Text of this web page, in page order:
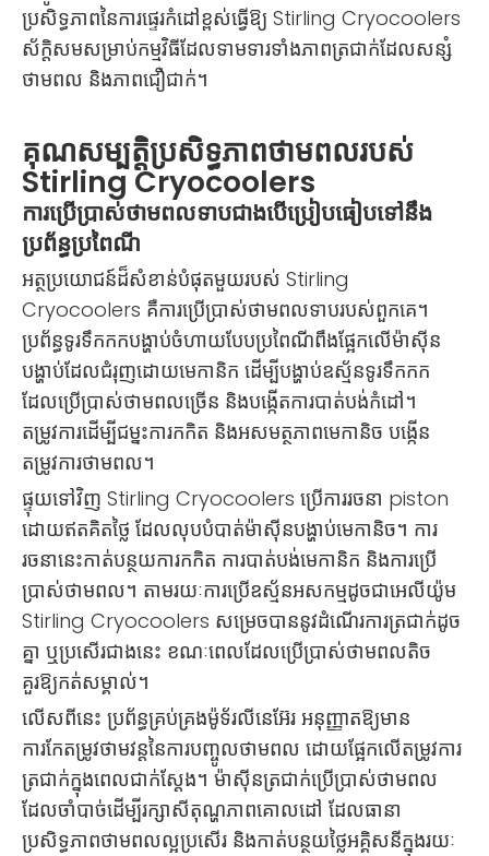
ប្រសិទ្ធភាពនៃការផ្ទេរកំដៅខ្ពស់ធ្វើឱ្យ Stirling Cryocoolers
ស័ក្តិសមសម្រាប់កម្មវិធីដែលទាមទារទាំងភាពត្រជាក់ដែលសន្សំ
ថាមពល និងភាពជឿជាក់។
គុណសម្បត្តិប្រសិទ្ធភាពថាមពលរបស់
Stirling Cryocoolers
ការប្រើប្រាស់ថាមពលទាបជាងបើប្រៀបធៀបទៅនឹង
ប្រព័ន្ធប្រពៃណី
អត្ថប្រយោជន៍ដ៏សំខាន់បំផុតមួយរបស់ Stirling
Cryocoolers គឺការប្រើប្រាស់ថាមពលទាបរបស់ពួកគេ។
ប្រព័ន្ធទូរទឹកកកបង្ហាប់ចំហាយបែបប្រពៃណីពឹងផ្អែកលើម៉ាស៊ីន
បង្ហាប់ដែលជំរុញដោយមេកានិក ដើម្បីបង្ហាប់ឧស្ម័នទូរទឹកកក
ដែលប្រើប្រាស់ថាមពលច្រើន និងបង្កើតការបាត់បង់កំដៅ។
តម្រូវការដើម្បីជម្នះការកកិត និងអសមត្ថភាពមេកានិច បង្កើន
តម្រូវការថាមពល។
ផ្ទុយទៅវិញ Stirling Cryocoolers ប្រើការរចនា piston
ដោយឥតគិតថ្លៃ ដែលលុបបំបាត់ម៉ាស៊ីនបង្ហាប់មេកានិច។ ការ
រចនានេះកាត់បន្ថយការកកិត ការបាត់បង់មេកានិក និងការប្រើ
ប្រាស់ថាមពល។ តាមរយៈការប្រើឧស្ម័នអសកម្មដូចជាអេលីយ៉ូម
Stirling Cryocoolers សម្រេចបាននូវដំណើរការត្រជាក់ដូច
គ្នា ឬប្រសើរជាងនេះ ខណៈពេលដែលប្រើប្រាស់ថាមពលតិច
គួរឱ្យកត់សម្គាល់។
លើសពីនេះ ប្រព័ន្ធគ្រប់គ្រងម៉ូទ័រលីនេអ៊ែរ អនុញ្ញាតឱ្យមាន
ការកែតម្រូវថាមវន្តនៃការបញ្ចូលថាមពល ដោយផ្អែកលើតម្រូវការ
ត្រជាក់ក្នុងពេលជាក់ស្តែង។ ម៉ាស៊ីនត្រជាក់ប្រើប្រាស់ថាមពល
ដែលចាំបាច់ដើម្បីរក្សាសីតុណ្ហភាពគោលដៅ ដែលធានា
ប្រសិទ្ធភាពថាមពលល្អប្រសើរ និងកាត់បន្ថយថ្លៃអគ្គិសនីក្នុងរយៈ